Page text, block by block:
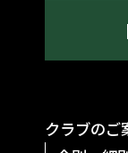
クラブのご